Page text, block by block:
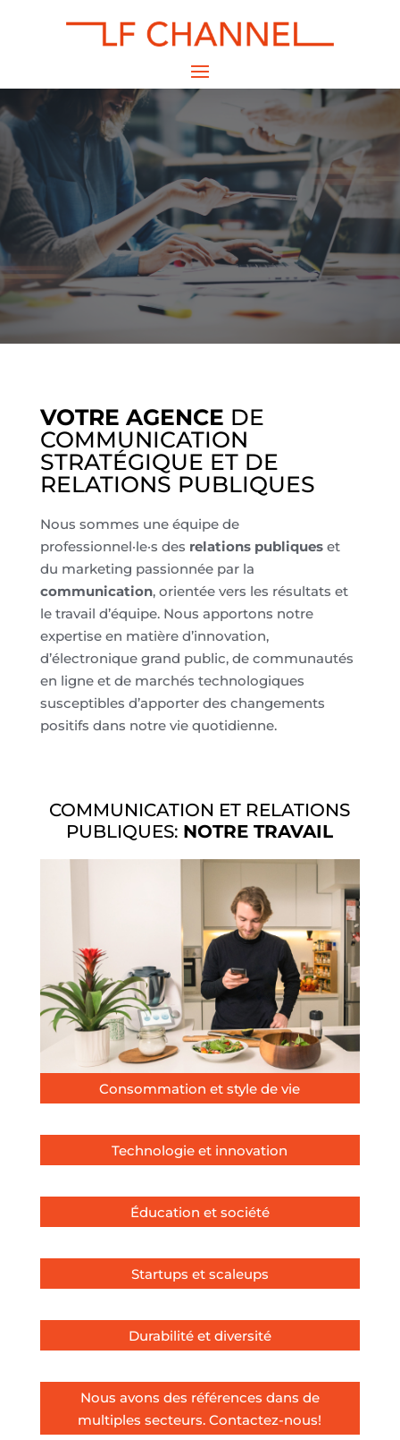
VOTRE AGENCE DE
COMMUNICATION
STRATÉGIQUE ET DE
RELATIONS PUBLIQUES
Nous sommes une équipe de
professionnel·le·s des relations publiqueset
du marketing passionnée par la
communication, orientée vers les résultats et
le travail d’équipe. Nous apportons notre
expertise en matière d’innovation,
d’électronique grand public, de communautés
en ligne et de marchés technologiques
susceptibles d’apporter des changements
positifs dans notre vie quotidienne.
COMMUNICATION ET RELATIONS
PUBLIQUES: NOTRE TRAVAIL
Consommation et style de vie
Technologie et innovation
Éducation et société
Startups et scaleups
Durabilité et diversité
Nous avons des références dans de
multiples secteurs. Contactez-nous!